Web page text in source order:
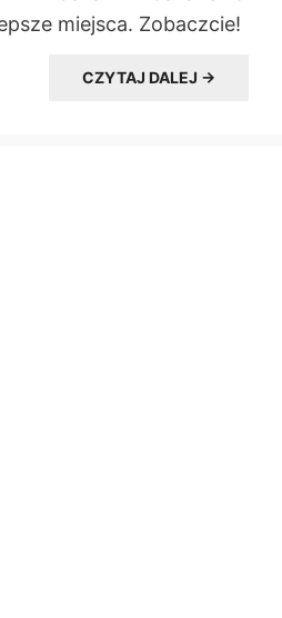
miejsca. Zobaczcie!
CZYTAJ DALEJ →